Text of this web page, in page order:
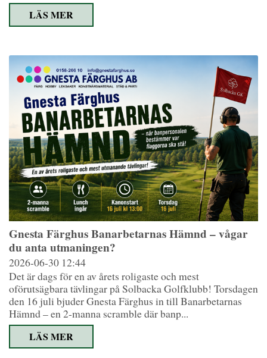
LÄS MER
Gnesta Färghus Banarbetarnas Hämnd – vågar
du anta utmaningen?
2026-06-30 12:44
Det är dags för en av årets roligaste och mest
oförutsägbara tävlingar på Solbacka Golfklubb! Torsdagen
den 16 juli bjuder Gnesta Färghus in till Banarbetarnas
Hämnd – en 2-manna scramble där banp...
LÄS MER